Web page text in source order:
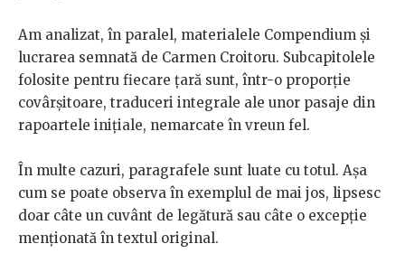
Am analizat, în paralel, materialele Compendium și
lucrarea semnată de Carmen Croitoru. Subcapitolele
folosite pentru fiecare țară sunt, într-o proporție
covârșitoare, traduceri integrale ale unor pasaje din
rapoartele inițiale, nemarcate în vreun fel.
În multe cazuri, paragrafele sunt luate cu totul. Așa
cum se poate observa în exemplul de mai jos, lipsesc
doar câte un cuvânt de legătură sau câte o excepție
menționată în textul original.